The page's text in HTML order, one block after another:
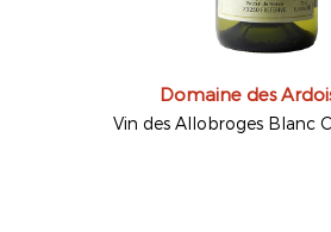
Domaine des
Vin des Allobroges Blanc